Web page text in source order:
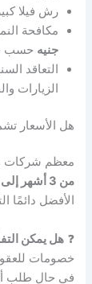
رش فيلا
مكافحة
جنيه حسب
التعاقد
الزيارات
هل الأسعار
معظم شركات
من 3 أشهر إلى سنة كاملة
الأفضل دائمًا
❓هل يمكن
خصومات
في حال طلب